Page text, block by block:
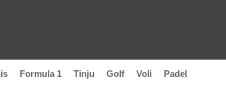
Formula 1 Tinju Golf Voli Padel